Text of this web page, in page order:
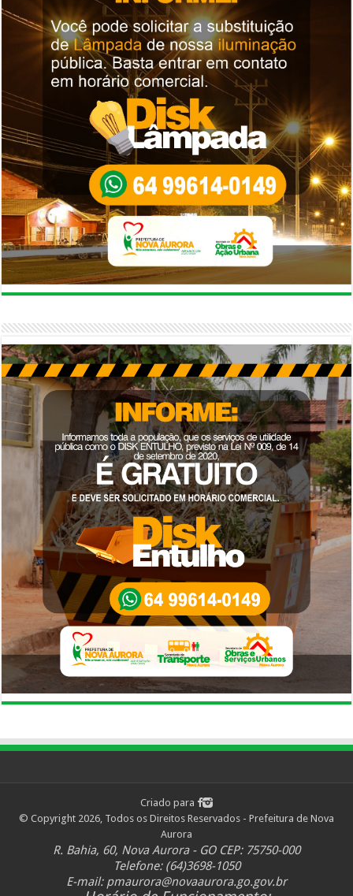
Criado para
© Copyright 2026, Todos os Direitos Reservados - Prefeitura de Nova
Aurora
R. Bahia, 60, Nova Aurora - GO CEP: 75750-000
Telefone: (64)3698-1050
E-mail: pmaurora@novaaurora.go.gov.br